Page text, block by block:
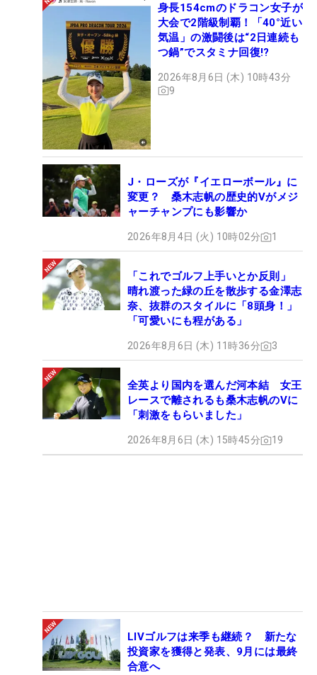
身長154cmのドラコン女子が
大会で2階級制覇！「40°近い
気温」の激闘後は“2日連続も
つ鍋”でスタミナ回復!?
2026年8月6日 (木) 10時43分
9
J・ローズが『イエローボール』に
変更？ 桑木志帆の歴史的Vがメジ
ャーチャンプにも影響か
2026年8月4日 (火) 10時02分 1
「これでゴルフ上手いとか反則」
晴れ渡った緑の丘を散歩する金澤志
奈、抜群のスタイルに「8頭身！」
「可愛いにも程がある」
2026年8月6日 (木) 11時36分 3
全英より国内を選んだ河本結 女王
レースで離されるも桑木志帆のVに
「刺激をもらいました」
2026年8月6日 (木) 15時45分 19
LIVゴルフは来季も継続？ 新たな
投資家を獲得と発表、9月には最終
合意へ